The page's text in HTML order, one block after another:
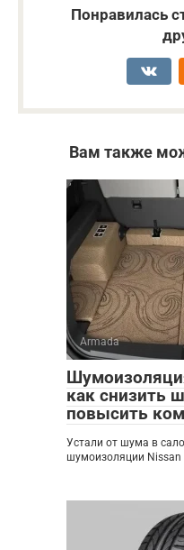
Понравилась
Вам также
Armada
как снизить
повысить
Устали от шума в
шумоизоляции